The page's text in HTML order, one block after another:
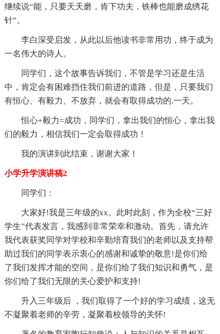
继续说“能，只要天天磨，肯下功夫，铁棒也能磨成绣花
针”。
李白深受启发，从此以后他读书非常用功，终于成为
一名伟大的诗人。
同学们，这个故事告诉我们，不管是学习还是生活
中，肯定会有困难挡住我们前进的道路，但是，只要我们
有恒心、有毅力、不放弃，就会有取得成功的.一天。
恒心+毅力=成功，同学们，拿出我们的恒心，拿出我
们的毅力，相信我们一定会取得成功！
我的演讲到此结束，谢谢大家！
小学升学演讲稿2
同学们：
大家好!我是三年级的xx。此时此刻，作为全校“三好
学生”代表发言，我感到非常荣幸和激动。首先，请允许
我代表获奖同学对学校和辛勤培育我们的老师以及支持帮
助过我们的同学表示衷心的感谢和诚挚的敬意!是你们给
了我们发挥才能的空间，是你们给了我们知识和勇气，是
你们给了我们无限的关心爱护和支持!
升入三年级后 ，我们取得了一个好的学习成绩，这无
不凝聚着老师的辛劳，凝聚着校领导的关怀!